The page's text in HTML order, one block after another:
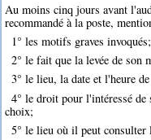
Au moins cinq jours avant
recommandé à la poste,
1° les motifs graves invoqués;
2° le fait que la levée de son
3° le lieu, la date et l'heure
4° le droit pour l'intéressé de
choix;
5° le lieu où il peut consulter